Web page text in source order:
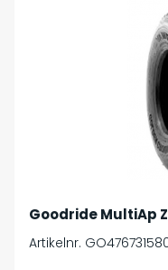
Goodride MultiAp
Artikelnr.